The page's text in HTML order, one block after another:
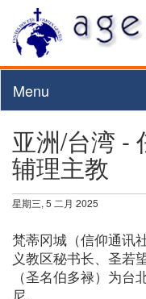
Menu
亚洲/台湾 -
辅理主教
星期三, 5 二月 2025
梵蒂冈城（信仰通讯
义教区秘书长、圣若
（圣名伯多禄）为
尼。